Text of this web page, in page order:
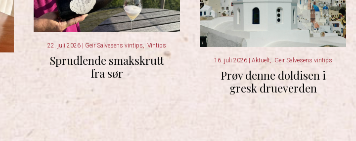
22. juli 2026 | Geir Salvesens vintips Vintips
Sprudlende smakskrutt
fra sør
16. juli 2026 | Aktuelt, Geir Salvesens vintips
Prøv denne doldisen i
gresk drueverden